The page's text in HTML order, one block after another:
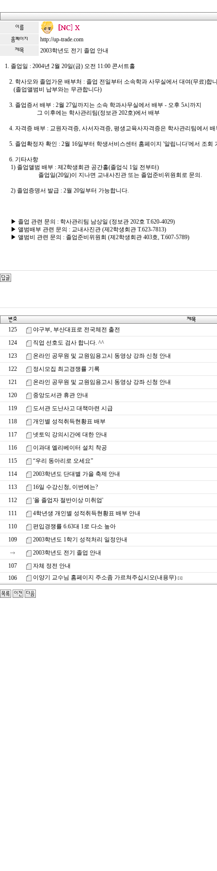
http://up-trade.com
2003학년도 전기 졸업 안내
1. 졸업일 : 2004년 2월 20일(금) 오전 11:00 콘서트홀
2. 학사모와 졸업가운 배부처 : 졸업 전일부터 소속학과 사무실에서 대여(무료)합
(졸업앨범비 납부와는 무관합니다)
3. 졸업증서 배부 : 2월 27일까지는 소속 학과사무실에서 배부 - 오후 5시까지
그 이후에는 학사관리팀(정보관 202호)에서 배부
4. 자격증 배부 : 교원자격증, 사서자격증, 평생교육사자격증은 학사관리팀에서 배
5. 졸업확정자 확인 : 2월 16일부터 학생서비스센터 홈페이지 '알립니다'에서 조회
6. 기타사항
1) 졸업앨범 배부 : 제2학생회관 공간홀(졸업식 1일 전부터)
졸업일(20일)이 지나면 교내사진관 또는 졸업준비위원회로 문의.
2) 졸업증명서 발급 : 2월 20일부터 가능합니다.
▶ 졸업 관련 문의 : 학사관리팀 남상일 (정보관 202호 T.620-4029)
▶ 앨범배부 관련 문의 : 교내사진관 (제2학생회관 T.623-7813)
▶ 앨범비 관련 문의 : 졸업준비위원회 (제2학생회관 403호, T.607-5789)
125
야구부, 부산대표로 전국체전 출전
124
직업 선호도 검사 합니다. ^^
123
온라인 공무원 및 교원임용고시 동영상 강좌 신청 안내
122
정시모집 최고경쟁률 기록
121
온라인 공무원 및 교원임용고시 동영상 강좌 신청 안내
120
중앙도서관 휴관 안내
119
도서관 도난사고 대책마련 시급
118
개인별 성적취득현황표 배부
117
넷토익 강의시간에 대한 안내
116
이과대 엘리베이터 설치 착공
115
“우리 동아리로 오세요”
114
2003학년도 단대별 가을 축제 안내
113
16일 수강신청, 이번에는?
112
'올 졸업자 절반이상 미취업'
111
4학년생 개인별 성적취득현황표 배부 안내
110
편입경쟁률 6.63대 1로 다소 높아
109
2003학년도 1학기 성적처리 일정안내
2003학년도 전기 졸업 안내
107
자체 정전 안내
106
이양기 교수님 홈페이지 주소좀 가르쳐주십시오(내용무) [1]